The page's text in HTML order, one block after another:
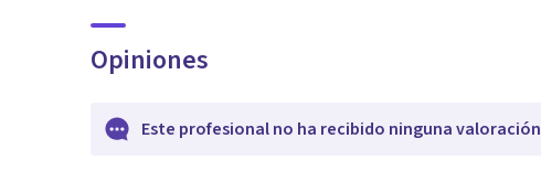
Opiniones
Este profesional no ha recibido ninguna valoración